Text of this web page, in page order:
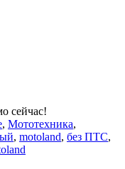
сейчас!
, Мототехника,
, motoland, без ПТС,